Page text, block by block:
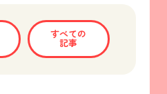
すべての
記事